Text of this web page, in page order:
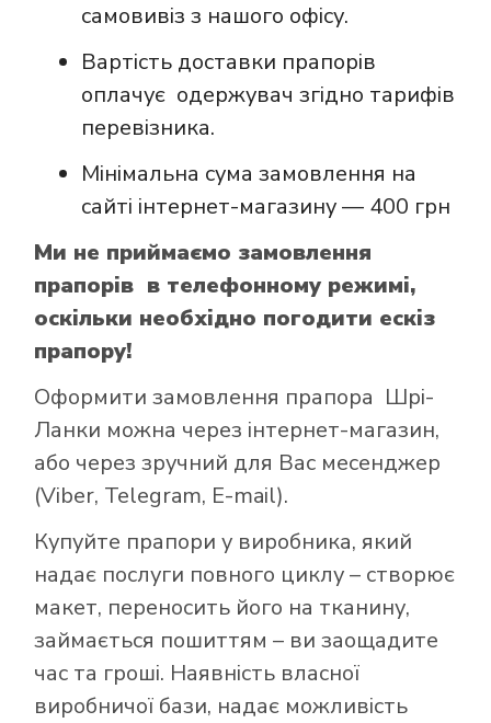
самовивіз з нашого офісу.
Вартість доставки прапорів
оплачує одержувач згідно тарифів
перевізника.
Мінімальна сума замовлення на
сайті інтернет-магазину — 400 грн
Ми не приймаємо замовлення
прапорів в телефонному режимі,
оскільки необхідно погодити ескіз
прапору!
Оформити замовлення прапора Шрі-
Ланки можна через інтернет-магазин,
або через зручний для Вас месенджер
(Viber, Telegram, E-mail).
Купуйте прапори у виробника, який
надає послуги повного циклу – створює
макет, переносить його на тканину,
займається пошиттям – ви заощадите
час та гроші. Наявність власної
виробничої бази, надає можливість